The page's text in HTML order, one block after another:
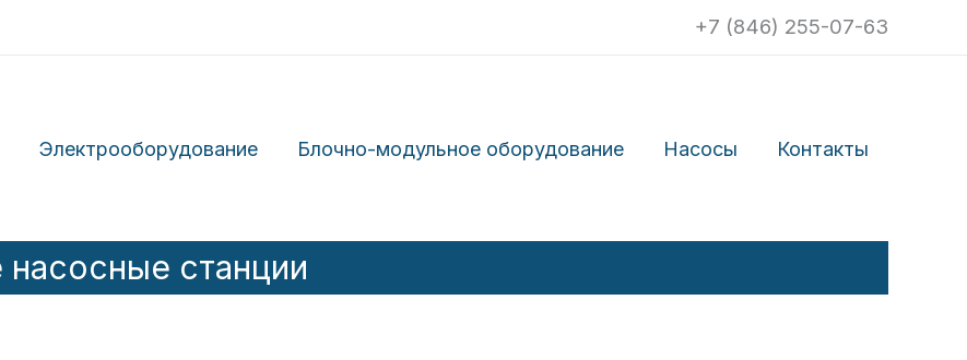
+7 (846) 255-07-63
Электрооборудование Блочно-модульное оборудование Насосы Контакты
станции